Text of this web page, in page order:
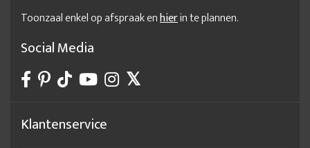
Toonzaal enkel op afspraak enhierin te plannen.
Social Media
Klantenservice